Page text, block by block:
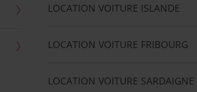
LOCATION VOITURE ISLANDE
LOCATION VOITURE FRIBOURG
LOCATION VOITURE SARDAIGNE